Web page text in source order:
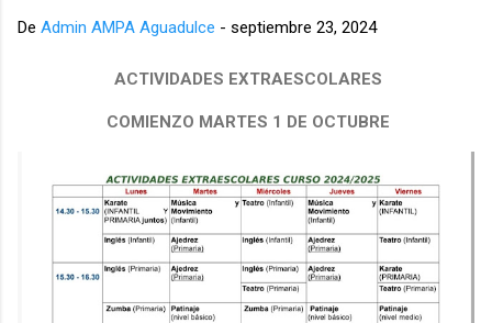
De Admin AMPA Aguadulce - septiembre 23, 2024
ACTIVIDADES EXTRAESCOLARES
COMIENZO MARTES 1 DE OCTUBRE